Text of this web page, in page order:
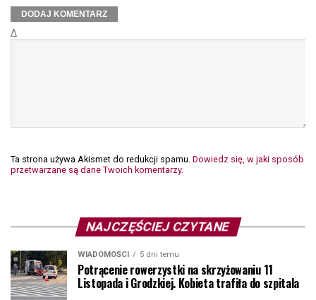
Δ
Ta strona używa Akismet do redukcji spamu. Dowiedz się, w jaki sposób
przetwarzane są dane Twoich komentarzy.
NAJCZĘŚCIEJ CZYTANE
WIADOMOŚCI 5 dni temu
Potrącenie rowerzystki na skrzyżowaniu 11
Listopada i Grodzkiej. Kobieta trafiła do szpitala